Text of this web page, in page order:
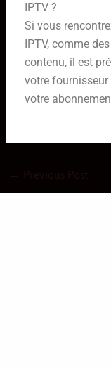
IPTV ?
Si vous
IPTV, comme
contenu, il est
votre fournisseur
votre